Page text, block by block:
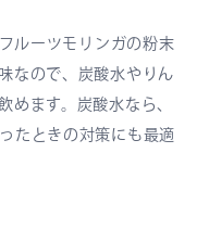
ルーツモリンガの粉末
なので、炭酸水やりん
めます。炭酸水なら、
たときの対策にも最適